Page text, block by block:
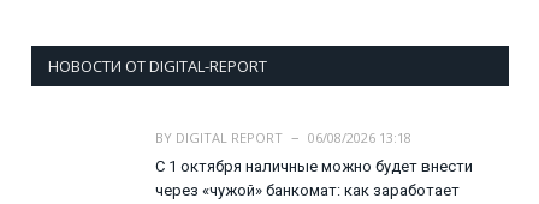
НОВОСТИ ОТ DIGITAL-REPORT
BY DIGITAL REPORT
06/08/2026 13:18
С 1 октября наличные можно будет внести
через «чужой» банкомат: как заработает